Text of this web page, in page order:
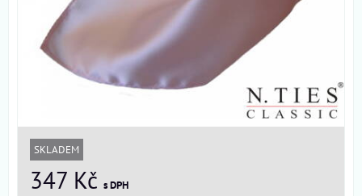
SKLADEM
347 Kč s DPH